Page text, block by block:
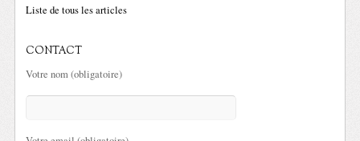
Liste de tous les articles
CONTACT
Votre nom (obligatoire)